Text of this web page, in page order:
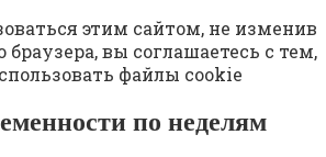
этим сайтом, не изменив
браузера, вы соглашаетесь с тем,
файлы cookie
по неделям